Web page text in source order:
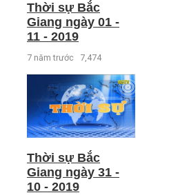
Thời sự Bắc
Giang ngày 01 -
11 - 2019
7 năm trước 7,474
Thời sự Bắc
Giang ngày 31 -
10 - 2019